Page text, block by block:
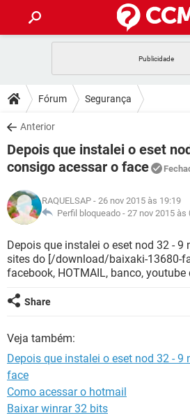
CELULAR
OUTLOOK
INSTAGRAM GMAIL
GUIA DE COMPRAS
DICAS
JOGOS
OUTLOOK
GUIA DE COMPRAS
DOWNLOADS
JOGOS
CELULAR
OUTLOOK EXCEL
INSTAGRAM
GUIA DE COMPRAS
FÓRUM
CELULAR
INSTAGRAM
GUIA DE COMPRAS
GLOSSÁRIO
JOGOS
CELULAR
OUTLOOK
INSTAGRAM
Fórum Segurança
Anterior
Depois que instalei o eset
consigo acessar o face
RAQUELSAP - 26 nov 2015 às 19:19
Perfil bloqueado - 27 nov 2015 às
Depois que instalei o eset nod 32 - 9
sites do [/download/baixaki-13680-
facebook, HOTMAIL, banco, youtube
Share
Veja também:
Depois que instalei o eset nod 32 - 9
face
Como acessar o hotmail
Baixar winrar 32 bits